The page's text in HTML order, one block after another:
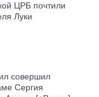
ЦРБ почтили
Луки
совершил
Сергия